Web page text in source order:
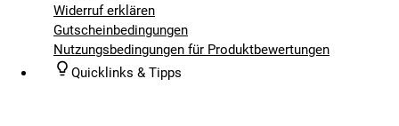
Widerruf erklären
Gutscheinbedingungen
Nutzungsbedingungen für Produktbewertungen
Quicklinks & Tipps